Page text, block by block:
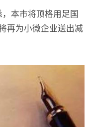
本市将顶格用足国
再为小微企业送出减